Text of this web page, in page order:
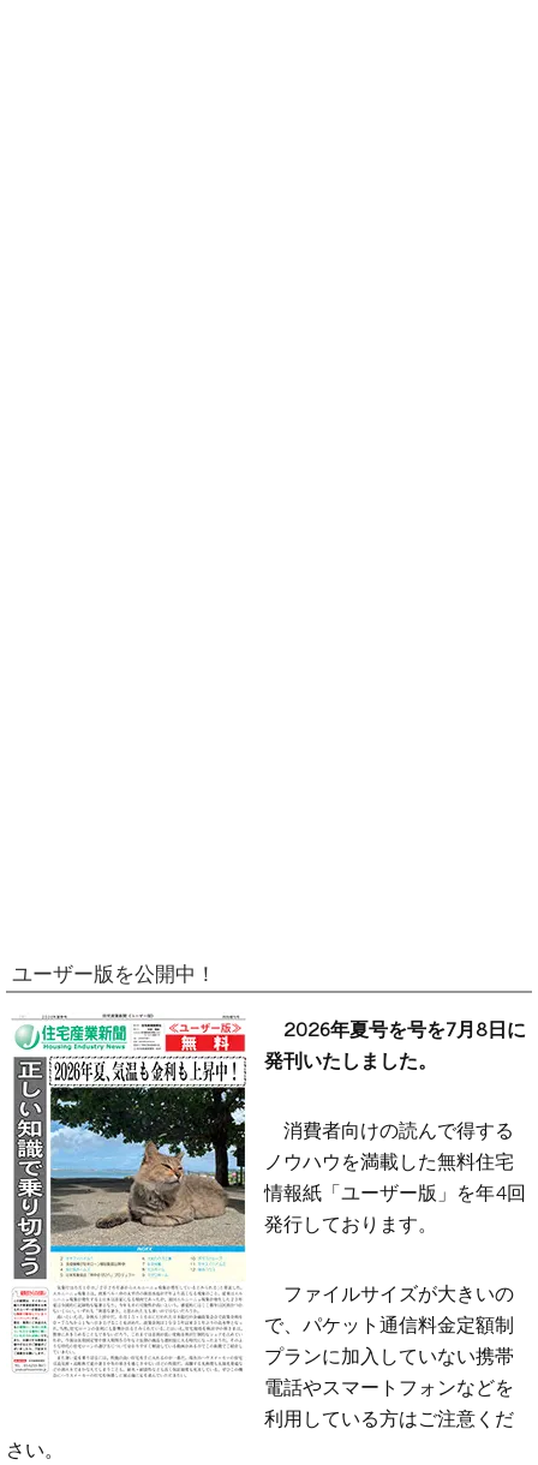
ユーザー版を公開中！
2026年夏号を号を7月8日に
発刊いたしました。
消費者向けの読んで得する
ノウハウを満載した無料住宅
情報紙「ユーザー版」を年4回
発行しております。
ファイルサイズが大きいの
で、パケット通信料金定額制
プランに加入していない携帯
電話やスマートフォンなどを
利用している方はご注意くだ
さい。